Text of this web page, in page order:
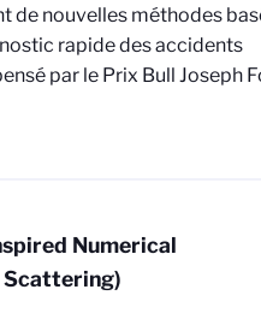
nouvelles méthodes
rapide des accidents
par le Prix Bull Joseph
Numerical
Scattering)